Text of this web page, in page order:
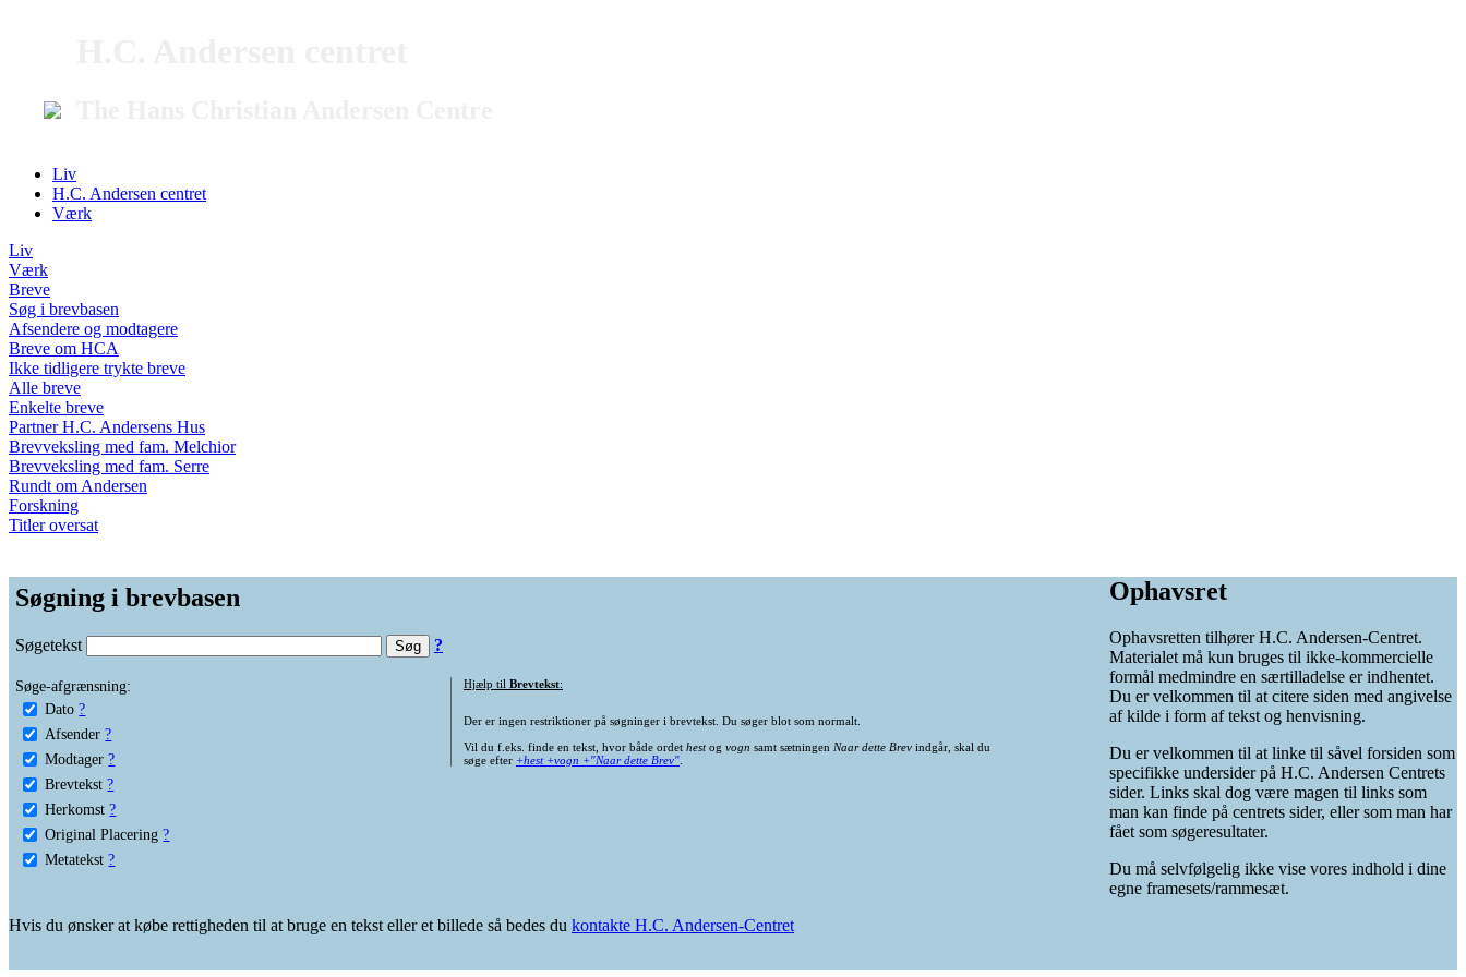
Liv
H.C. Andersen centret
Værk
Liv
Værk
Breve
Søg i brevbasen
Afsendere og modtagere
Breve om HCA
Ikke tidligere trykte breve
Alle breve
Enkelte breve
Partner H.C. Andersens Hus
Brevveksling med fam. Melchior
Brevveksling med fam. Serre
Rundt om Andersen
Forskning
Titler oversat
Søgning i brevbasen
Søgetekst ?
Søge-afgrænsning:
Dato ?
Afsender ?
Modtager ?
Brevtekst ?
Herkomst ?
Original Placering ?
Metatekst ?
Hjælp til Brevtekst:
Der er ingen restriktioner på søgninger i brevtekst. Du søger blot som normalt.
Vil du f.eks. finde en tekst, hvor både ordet hestog vogn samt sætningen Naar dette Brevindgår, skal du
søge efter +hest +vogn +"Naar dette Brev".
Ophavsret
Ophavsretten tilhører H.C. Andersen-Centret.
Materialet må kun bruges til ikke-kommercielle
formål medmindre en særtilladelse er indhentet.
Du er velkommen til at citere siden med angivelse
af kilde i form af tekst og henvisning.
Du er velkommen til at linke til såvel forsiden som
specifikke undersider på H.C. Andersen Centrets
sider. Links skal dog være magen til links som
man kan finde på centrets sider, eller som man har
fået som søgeresultater.
Du må selvfølgelig ikke vise vores indhold i dine
egne framesets/rammesæt.
Hvis du ønsker at købe rettigheden til at bruge en tekst eller et billede så bedes du kontakte H.C. Andersen-Centret